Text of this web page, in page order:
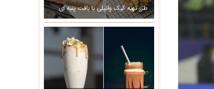
طرز تهیه کیک وانیلی با بافت پنبه ای